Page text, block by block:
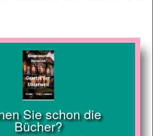
Sie schon die
Bücher?